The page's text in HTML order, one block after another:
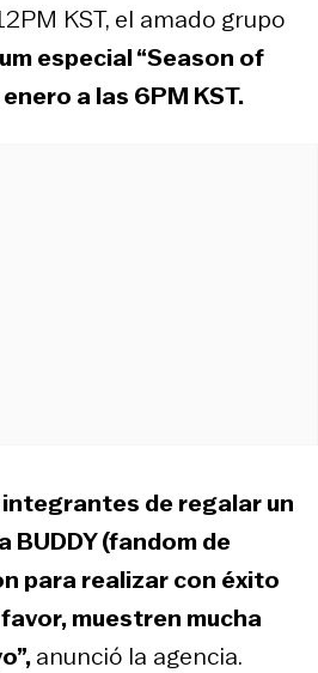
KST, el amado grupo
especial “Season of
a las 6PM KST.
de regalar un
BUDDY (fandom de
para realizar con éxito
muestren mucha
anunció la agencia.